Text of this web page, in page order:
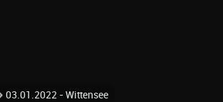
03.01.2022 - Wittensee